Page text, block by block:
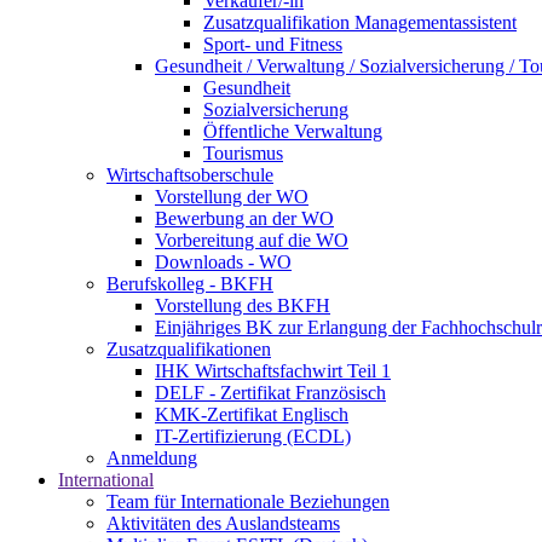
Zusatzqualifikation Managementassistent
Sport- und Fitness
Gesundheit / Verwaltung / Sozialversicherung /
Gesundheit
Sozialversicherung
Öffentliche Verwaltung
Tourismus
Wirtschaftsoberschule
Vorstellung der WO
Bewerbung an der WO
Vorbereitung auf die WO
Downloads - WO
Berufskolleg - BKFH
Vorstellung des BKFH
Einjähriges BK zur Erlangung der
Zusatzqualifikationen
IHK Wirtschaftsfachwirt Teil 1
DELF - Zertifikat Französisch
KMK-Zertifikat Englisch
IT-Zertifizierung (ECDL)
Anmeldung
International
Team für Internationale Beziehungen
Aktivitäten des Auslandsteams